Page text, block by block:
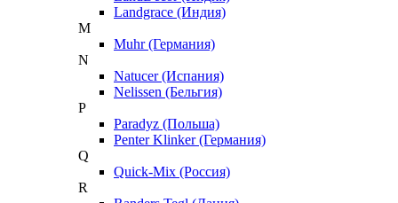
Landgrace (Индия)
M
Muhr (Германия)
N
Natucer (Испания)
Nelissen (Бельгия)
P
Paradyz (Польша)
Penter Klinker (Германия)
Q
Quick-Mix (Россия)
R